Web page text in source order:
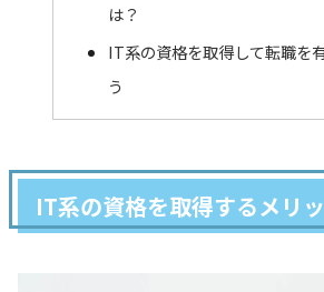
は？
IT系の資格を取得して転職を
う
IT系の資格を取得するメリ